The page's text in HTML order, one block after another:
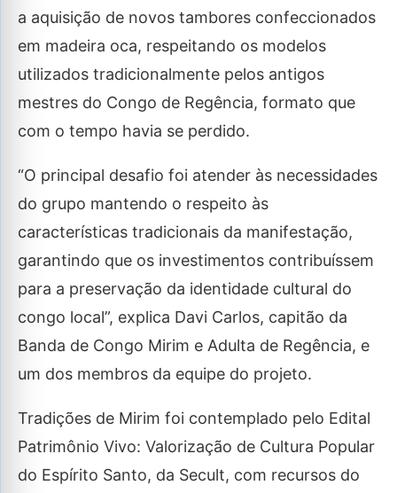
a aquisição de novos tambores confeccionados
em madeira oca, respeitando os modelos
utilizados tradicionalmente pelos antigos
mestres do Congo de Regência, formato que
com o tempo havia se perdido.
“O principal desafio foi atender às necessidades
do grupo mantendo o respeito às
características tradicionais da manifestação,
garantindo que os investimentos contribuíssem
para a preservação da identidade cultural do
congo local”, explica Davi Carlos, capitão da
Banda de Congo Mirim e Adulta de Regência, e
um dos membros da equipe do projeto.
Tradições de Mirim foi contemplado pelo Edital
Patrimônio Vivo: Valorização de Cultura Popular
do Espírito Santo, da Secult, com recursos do